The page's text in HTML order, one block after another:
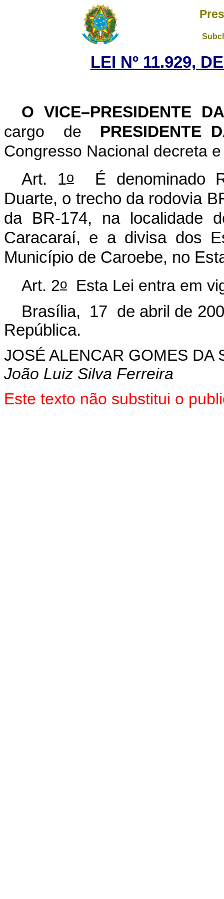
LEI Nº 11.929,
O VICE–PRESIDENTE
cargo de PRESIDENTE
Congresso Nacional decreta
Art. 1oÉ denominado
Duarte, o trecho da rodovia
da BR-174, na localidade
Caracaraí, e a divisa dos
Município de Caroebe, no
Art. 2o Esta Lei entra em
Brasília, 17 de abril de
República.
JOSÉ ALENCAR GOMES DA
João Luiz Silva Ferreira
Este texto não substitui o